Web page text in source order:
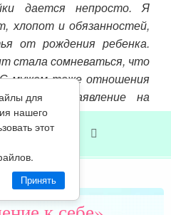
дается непросто. Я
хлопот и обязанностей,
от рождения ребенка.
стала сомневаться, что
мужем тоже отношения
подали заявление на
были еще куча мелких
ОТЗЫВЫ
для
нашего
этот
Принять